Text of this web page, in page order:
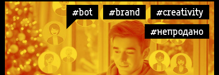
#bot #brand
#creativity
#непродано